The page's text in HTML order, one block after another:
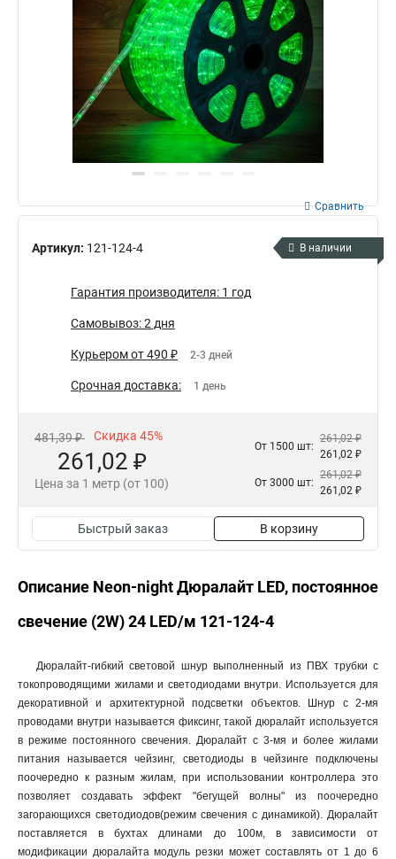
Артикул: 121-124-4
Сравнить
В наличии
Гарантия производителя: 1 год
Самовывоз: 2 дня
Курьером от 490 ₽ 2-3 дней
Срочная доставка: 1 день
481,39 ₽ Скидка 45%
261,02 ₽
Цена за 1 метр (от 100)
От 1500 шт:
261,02 ₽
261,02 ₽
От 3000 шт:
261,02 ₽
261,02 ₽
Быстрый заказ В корзину
Описание Neon-night Дюралайт LED, постоянное
свечение (2W) 24 LED/м 121-124-4
Дюралайт-гибкий световой шнур выполненный из ПВХ трубки с
токопроводящими жилами и светодиодами внутри. Используется для
декоративной и архитектурной подсветки объектов. Шнур с 2-мя
проводами внутри называется фиксинг, такой дюралайт используется
в режиме постоянного свечения. Дюралайт с 3-мя и более жилами
питания называется чейзинг, светодиоды в чейзинге подключены
поочередно к разным жилам, при использовании контроллера это
позволяет создавать эффект "бегущей волны" из поочередно
загорающихся светодиодов(режим свечения с динамикой). Дюралайт
поставляется в бухтах длинами до 100м, в зависимости от
модификации дюралайта модуль резки может составлять от 1 до 6